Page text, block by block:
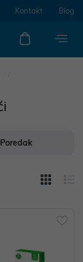
Kontakt Blog
Poredak